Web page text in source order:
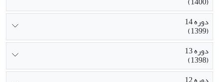
دوره 14
(1399)
دوره 13
(1398)